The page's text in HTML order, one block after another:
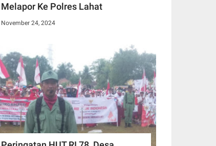
Melapor Ke Polres Lahat
November 24, 2024